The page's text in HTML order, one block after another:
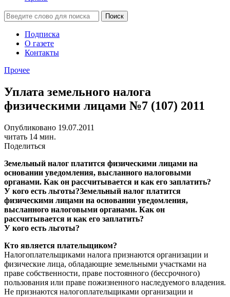
Подписка
О газете
Контакты
Прочее
Уплата земельного налога
физическими лицами №7 (107) 2011
Опубликовано 19.07.2011
читать 14 мин.
Поделиться
Земельный налог платится физическими лицами на
основании уведомления, высланного налоговыми
органами. Как он рассчитывается и как его заплатить?
У кого есть льготы?Земельный налог платится
физическими лицами на основании уведомления,
высланного налоговыми органами. Как он
рассчитывается и как его заплатить?
У кого есть льготы?
Кто является плательщиком?
Налогоплательщиками налога признаются организации и
физические лица, обладающие земельными участками на
праве собственности, праве постоянного (бессрочного)
пользования или праве пожизненного наследуемого владения.
Не признаются налогоплательщиками организации и